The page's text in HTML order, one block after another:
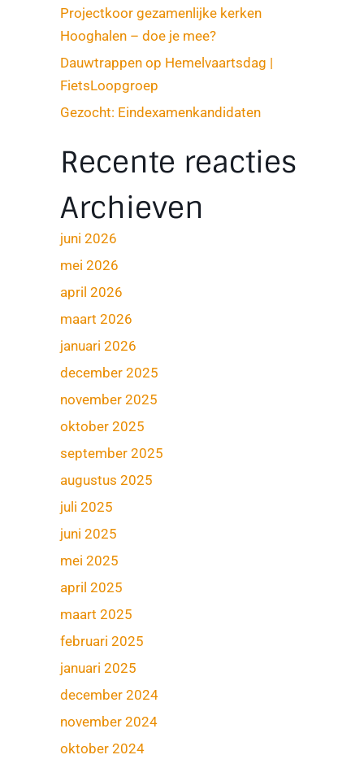
Projectkoor gezamenlijke kerken
Hooghalen – doe je mee?
Dauwtrappen op Hemelvaartsdag |
FietsLoopgroep
Gezocht: Eindexamenkandidaten
Recente reacties
Archieven
juni 2026
mei 2026
april 2026
maart 2026
januari 2026
december 2025
november 2025
oktober 2025
september 2025
augustus 2025
juli 2025
juni 2025
mei 2025
april 2025
maart 2025
februari 2025
januari 2025
december 2024
november 2024
oktober 2024